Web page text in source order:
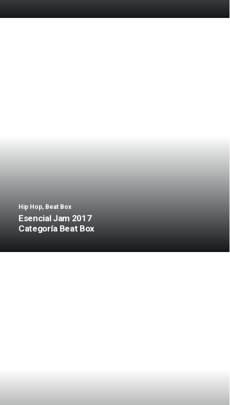
Hip Hop, Beat Box
Esencial Jam 2017
Categoría Beat Box